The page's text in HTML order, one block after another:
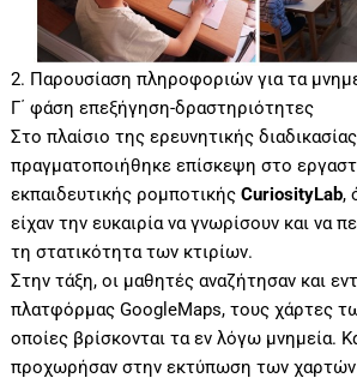
2. Παρουσίαση πληροφοριών για τα
Γ΄ φάση επεξήγηση-δραστηριότητες
Στο πλαίσιο της ερευνητικής διαδικασίας
πραγματοποιήθηκε επίσκεψη στο
εκπαιδευτικής ρομποτικήςCuriosityLab,
είχαν την ευκαιρία να γνωρίσουν και να
τη στατικότητα των κτιρίων.
Στην τάξη, οι μαθητές αναζήτησαν και
πλατφόρμας GoogleMaps, τους χάρτες
οποίες βρίσκονται τα εν λόγω μνημεία.
προχωρήσαν στην εκτύπωση των χαρτών